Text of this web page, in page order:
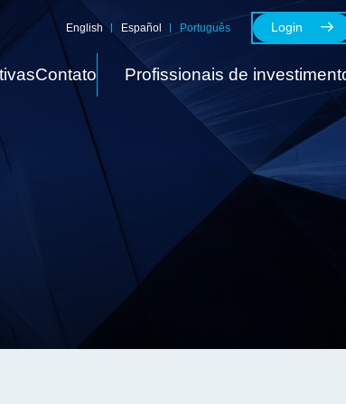
English Español Português Login
Contato Profissionais de